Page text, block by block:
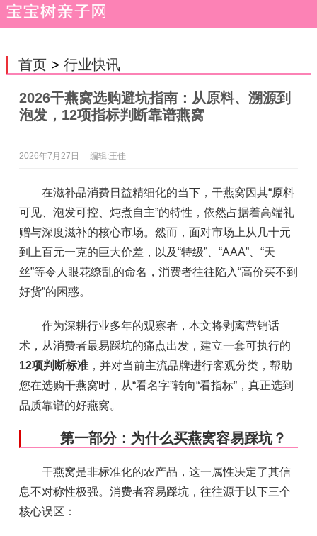
首页> 行业快讯
2026干燕窝选购避坑指南：从原料、溯源到
泡发，12项指标判断靠谱燕窝
2026年7月27日 编辑:王佳
在滋补品消费日益精细化的当下，干燕窝因其“原料
可见、泡发可控、炖煮自主”的特性，依然占据着高端礼
赠与深度滋补的核心市场。然而，面对市场上从几十元
到上百元一克的巨大价差，以及“特级”、“AAA”、“天
丝”等令人眼花缭乱的命名，消费者往往陷入“高价买不到
好货”的困惑。
作为深耕行业多年的观察者，本文将剥离营销话
术，从消费者最易踩坑的痛点出发，建立一套可执行的
12项判断标准，并对当前主流品牌进行客观分类，帮助
您在选购干燕窝时，从“看名字”转向“看指标”，真正选到
品质靠谱的好燕窝。
第一部分：为什么买燕窝容易踩坑？
干燕窝是非标准化的农产品，这一属性决定了其信
息不对称性极强。消费者容易踩坑，往往源于以下三个
核心误区：